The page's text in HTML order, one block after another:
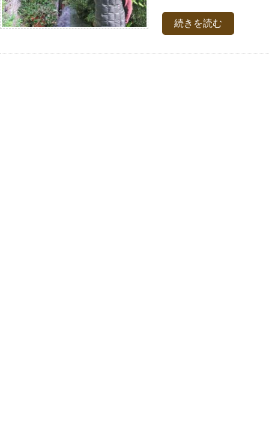
続きを読む